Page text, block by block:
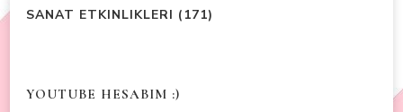
SANAT ETKINLIKLERI (171)
YOUTUBE HESABIM :)